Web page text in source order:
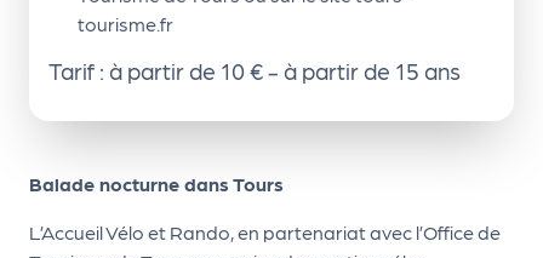
tourisme.fr
Tarif : à partir de 10 € - à partir de 15 ans
Balade nocturne dans Tours
L’Accueil Vélo et Rando, en partenariat avec l’Office de
Sui
vr
e
le
PR